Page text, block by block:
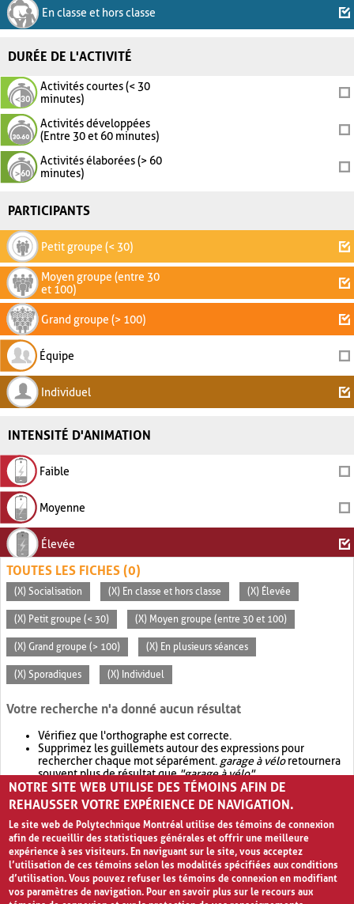
En classe et hors classe
DURÉE DE L'ACTIVITÉ
Activités courtes (< 30
minutes)
Activités développées
(Entre 30 et 60 minutes)
Activités élaborées (> 60
minutes)
PARTICIPANTS
Petit groupe (< 30)
Moyen groupe (entre 30
et 100)
Grand groupe (> 100)
Équipe
Individuel
INTENSITÉ D'ANIMATION
Faible
Moyenne
Élevée
TOUTES LES FICHES (0)
(X) Socialisation (X) En classe et hors classe (X) Élevée
(X) Petit groupe (< 30) (X) Moyen groupe (entre 30 et 100)
(X) Grand groupe (> 100) (X) En plusieurs séances
(X) Sporadiques (X) Individuel
Votre recherche n'a donné aucun résultat
Vérifiez que l'orthographe est correcte.
Supprimez les guillemets autour des expressions pour
rechercher chaque mot séparément. garage à véloretournera
souvent plus de résultat que"garage à vélo".
Envisagez d'élargir votre recherche avec OR.garage OR vélo
retournera souvent plus de résultat quegarage à vélo
NOTRE SITE WEB UTILISE DES TÉMOINS AFIN DE
REHAUSSER VOTRE EXPÉRIENCE DE NAVIGATION.
Le site web de Polytechnique Montréal utilise des témoins de connexion
afin de recueillir des statistiques générales et offrir une meilleure
expérience à ses visiteurs. En naviguant sur le site, vous acceptez
l’utilisation de ces témoins selon les modalités spécifiées aux conditions
d’utilisation. Vous pouvez refuser les témoins de connexion en modifiant
vos paramètres de navigation. Pour en savoir plus sur le recours aux